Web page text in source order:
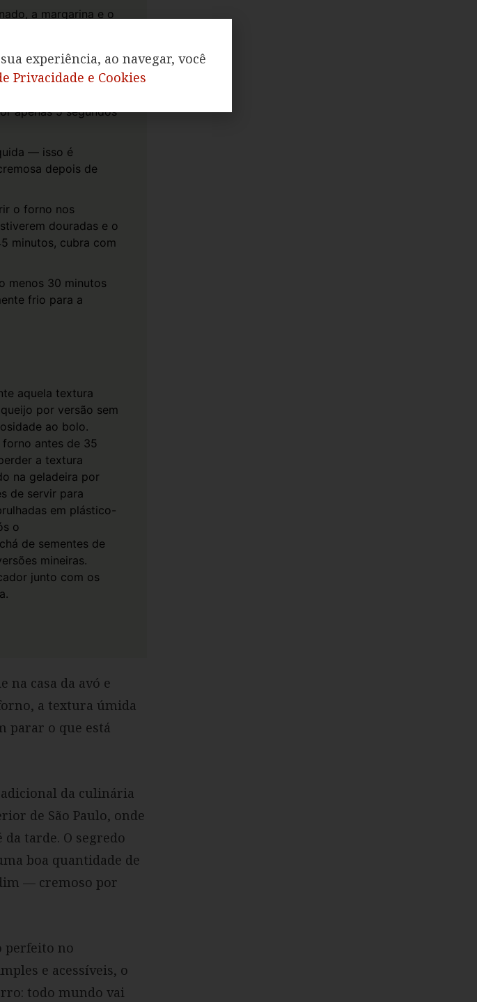
a margarina e o
Bata novamente
apenas 5 segundos
— isso é
depois de
o forno nos
douradas e o
minutos, cubra com
menos 30 minutos
frio para a
aquela textura
por versão sem
ao bolo.
antes de 35
a textura
na geladeira por
de servir para
em plástico-
o
de sementes de
mineiras.
junto com os
na casa da avó e
a textura úmida
parar o que está
da culinária
de São Paulo, onde
tarde. O segredo
boa quantidade de
— cremoso por
perfeito no
e acessíveis, o
todo mundo vai
experiência, ao navegar, você
Privacidade e Cookies